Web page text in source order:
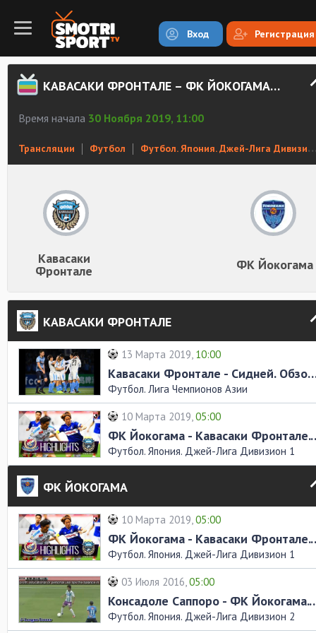
Вход Регистрация
КАВАСАКИ ФРОНТАЛЕ – ФК ЙОКОГАМА СМОТРЕТЬ ОНЛАЙН
Время начала 30 Ноября 2019, 11:00
Трансляции Футбол Футбол. Япония. Джей-Лига Дивизион 1
Кавасаки
Фронтале ФК Йокогама
КАВАСАКИ ФРОНТАЛЕ
13 Марта 2019, 10:00
Кавасаки Фронтале -
Футбол. Лига Чемпионов Азии
10 Марта 2019,05:00
ФК Йокогама -
Футбол. Япония. Джей-Лига Дивизион 1
ФК ЙОКОГАМА
10 Марта 2019,05:00
ФК Йокогама -
Футбол. Япония. Джей-Лига Дивизион 1
03 Июля 2016,05:00
Консадоле Саппоро -
Футбол. Япония. Джей-Лига Дивизион 2